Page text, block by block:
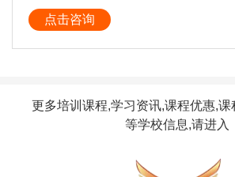
点击咨询
更多培训课程,学习资讯,课程优惠,课
等学校信息,请进入